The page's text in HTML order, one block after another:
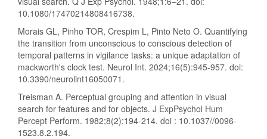
10.1080/17470214808416738.
Morais GL, Pinho TOR, Crespim L, Pinto Neto O. Quantifying
the transition from unconscious to conscious detection of
temporal patterns in vigilance tasks: a unique adaptation of
mackworth's clock test. Neurol Int. 2024;16(5):945-957. doi:
10.3390/neurolint16050071.
Treisman A. Perceptual grouping and attention in visual
search for features and for objects. J ExpPsychol Hum
Percept Perform. 1982;8(2):194-214. doi : 10.1037//0096-
1523.8.2.194.